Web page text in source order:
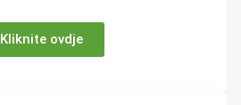
Kliknite ovdje